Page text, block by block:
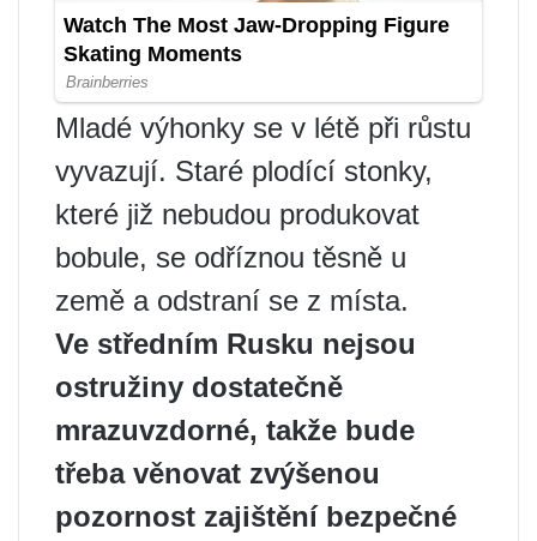
Mladé výhonky se v létě při růstu
vyvazují. Staré plodící stonky,
které již nebudou produkovat
bobule, se odříznou těsně u
země a odstraní se z místa.
Ve středním Rusku nejsou
ostružiny dostatečně
mrazuvzdorné, takže bude
třeba věnovat zvýšenou
pozornost zajištění bezpečné